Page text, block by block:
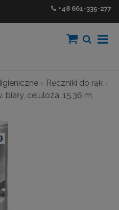
+48 661-335-277
Ręczniki do rąk
biały, celuloza, 15,36 m